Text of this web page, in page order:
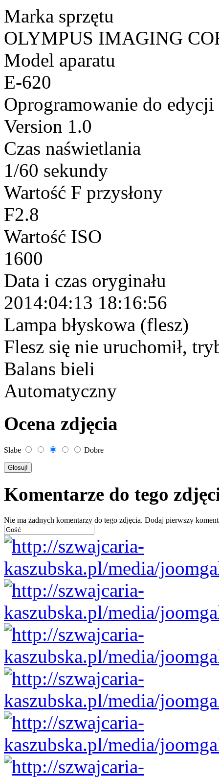
Marka sprzętu
OLYMPUS IMAGING
Model aparatu
E-620
Oprogramowanie do edycji
Version 1.0
Czas naświetlania
1/60 sekundy
Wartość F przysłony
F2.8
Wartość ISO
1600
Data i czas oryginału
2014:04:13 18:16:56
Lampa błyskowa (flesz)
Flesz się nie uruchomił,
Balans bieli
Automatyczny
Ocena zdjęcia
Słabe Dobre
Komentarze do tego
Nie ma żadnych komentarzy do tego zdjęcia. Dodaj pierwszy